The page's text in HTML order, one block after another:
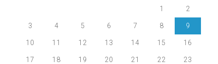
1 2
3 4 5 6 7 8 9
10 11 12 13 14 15 16
17 18 19 20 21 22 23